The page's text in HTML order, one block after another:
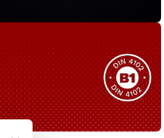
Sie haben nicht das passende
Produkt gefunden?
Wir helfen Ihnen gerne weiter!